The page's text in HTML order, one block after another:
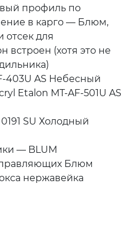
профиль по
в карго — Блюм,
отсек для
встроен (хотя это не
403U AS Небесный
Etalon MT-AF-501U AS
SU Холодный
— BLUM
Блюм
нержавейка